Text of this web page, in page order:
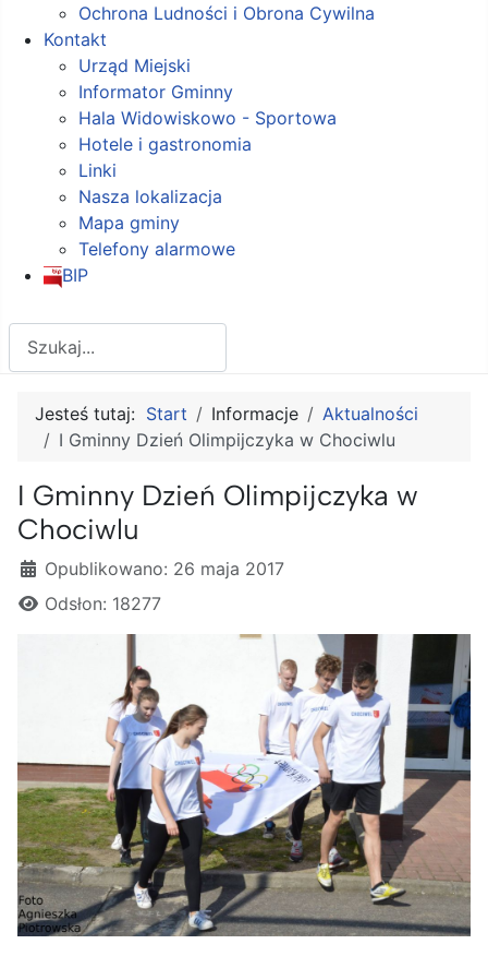
Ochrona Ludności i Obrona Cywilna
Kontakt
Urząd Miejski
Informator Gminny
Hala Widowiskowo - Sportowa
Hotele i gastronomia
Linki
Nasza lokalizacja
Mapa gminy
Telefony alarmowe
BIP
Jesteś tutaj: Start Informacje
Aktualności
I Gminny Dzień Olimpijczyka w Chociwlu
I Gminny Dzień Olimpijczyka w
Chociwlu
Szczegóły
Opublikowano: 26 maja 2017
Odsłon: 18277